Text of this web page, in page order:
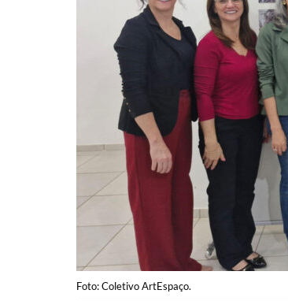
Foto: Coletivo ArtEspaço.